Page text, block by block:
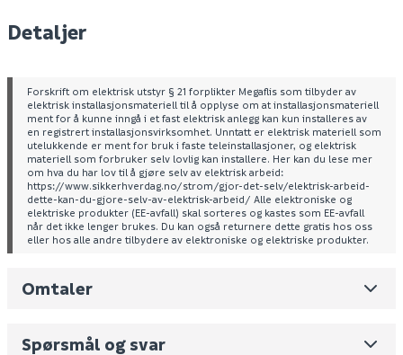
Detaljer
Forskrift om elektrisk utstyr § 21 forplikter Megaflis som tilbyder av
elektrisk installasjonsmateriell til å opplyse om at installasjonsmateriell
ment for å kunne inngå i et fast elektrisk anlegg kan kun installeres av
en registrert installasjonsvirksomhet. Unntatt er elektrisk materiell som
utelukkende er ment for bruk i faste teleinstallasjoner, og elektrisk
materiell som forbruker selv lovlig kan installere. Her kan du lese mer
om hva du har lov til å gjøre selv av elektrisk arbeid:
https://www.sikkerhverdag.no/strom/gjor-det-selv/elektrisk-arbeid-
dette-kan-du-gjore-selv-av-elektrisk-arbeid/ Alle elektroniske og
elektriske produkter (EE-avfall) skal sorteres og kastes som EE-avfall
når det ikke lenger brukes. Du kan også returnere dette gratis hos oss
eller hos alle andre tilbydere av elektroniske og elektriske produkter.
Omtaler
Spørsmål og svar
Leverandørens varenummer 1320110